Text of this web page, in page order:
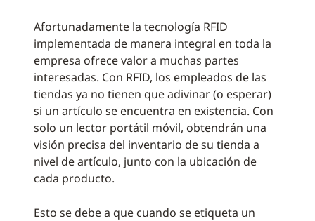
Afortunadamente la tecnología RFID
implementada de manera integral en toda la
empresa ofrece valor a muchas partes
interesadas. Con RFID, los empleados de las
tiendas ya no tienen que adivinar (o esperar)
si un artículo se encuentra en existencia. Con
solo un lector portátil móvil, obtendrán una
visión precisa del inventario de su tienda a
nivel de artículo, junto con la ubicación de
cada producto.
Esto se debe a que cuando se etiqueta un